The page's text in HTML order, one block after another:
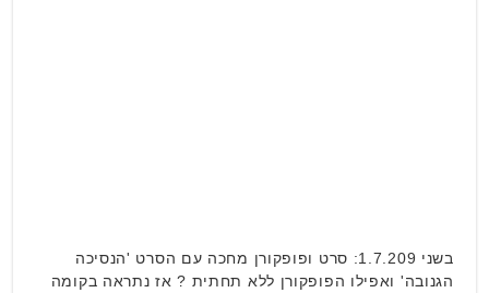
בשני 1.7.209: סרט ופופקורן מחכה עם הסרט 'הנסיכה
הגנובה' ואפילו הפופקורן ללא תחתית ? אז נתראה בקומה